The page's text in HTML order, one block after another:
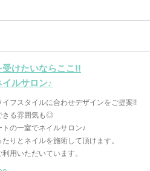
けたいならここ!!
ルサロン♪
フスタイルに合わせデザインをご提案!!
きる雰囲気も◎
の一室でネイルサロン♪
りとネイルを施術して頂けます。
用いただいています。